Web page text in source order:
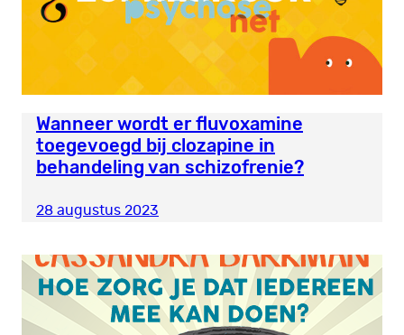
Wanneer wordt er fluvoxamine
toegevoegd bij clozapine in
behandeling van schizofrenie?
28 augustus 2023